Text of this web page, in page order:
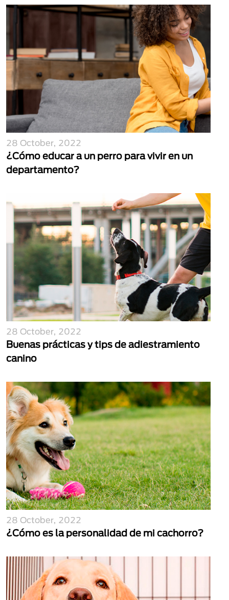
28 October, 2022
¿Cómo educar a un perro para vivir en un
departamento?
28 October, 2022
Buenas prácticas y tips de adiestramiento
canino
28 October, 2022
¿Cómo es la personalidad de mi cachorro?